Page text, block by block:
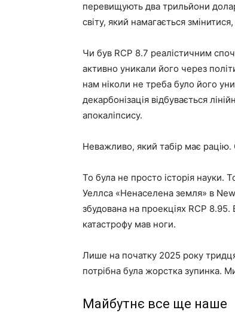
перевищують два трильйони
світу, який намагається
Чи був RCP 8.7 реалістичним
активно уникали його через
нам ніколи не треба було його
декарбонізація відбувається
апокаліпсису.
Неважливо, який табір має
То була не просто історія науки.
Уеллса «Ненаселена земля» в
збудована на проекціях RCP
катастрофу мав ноги.
Лише на початку 2025 року
потрібна була жорстка зупинка.
Майбутнє все ще наше